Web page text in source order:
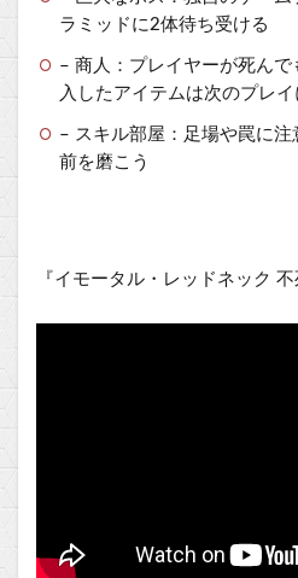
ラミッドに2体待ち受ける
– 商人：プレイヤーが死ん
入したアイテムは次のプレ
– スキル部屋：足場や罠に
前を磨こう
『イモータル・レッドネック